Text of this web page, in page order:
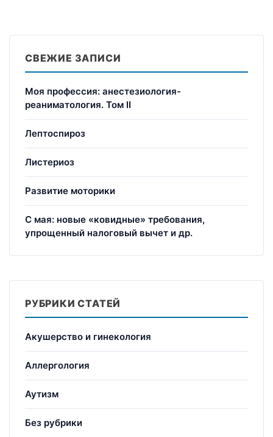
СВЕЖИЕ ЗАПИСИ
Моя профессия: анестезиология-
реаниматология. Том II
Лептоспироз
Листериоз
Развитие моторики
С мая: новые «ковидные» требования,
упрощенный налоговый вычет и др.
РУБРИКИ СТАТЕЙ
Акушерство и гинекология
Аллергология
Аутизм
Без рубрики